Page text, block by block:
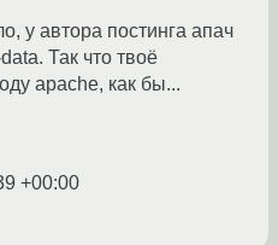
у автора постинга апач
Так что твоё
apache, как бы...
+00:00